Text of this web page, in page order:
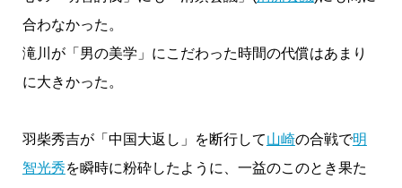
合わなかった。
滝川が「男の美学」にこだわった時間の代償はあまり
に大きかった。
羽柴秀吉が「中国大返し」を断行して山崎の合戦で明
智光秀を瞬時に粉砕したように、一益のこのとき果た